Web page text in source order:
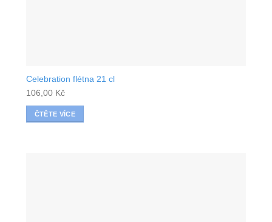
Celebration flétna 21 cl
106,00 Kč
ČTĚTE VÍCE